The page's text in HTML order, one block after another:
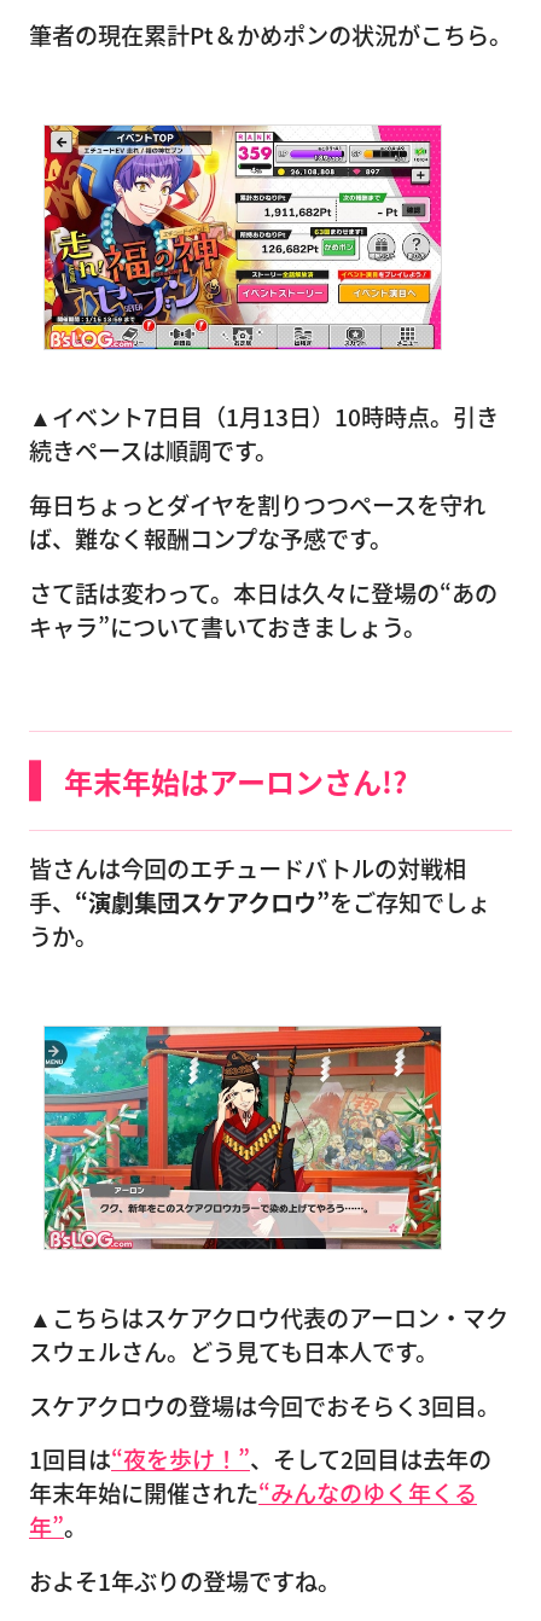
筆者の現在累計Pt＆かめポンの状況がこちら。
▲イベント7日目（1月13日）10時時点。引き
続きペースは順調です。
毎日ちょっとダイヤを割りつつペースを守れ
ば、難なく報酬コンプな予感です。
さて話は変わって。本日は久々に登場の“あの
キャラ”について書いておきましょう。
年末年始はアーロンさん!?
皆さんは今回のエチュードバトルの対戦相
手、 “演劇集団スケアクロウ”をご存知でしょ
うか。
▲こちらはスケアクロウ代表のアーロン・マク
スウェルさん。どう見ても日本人です。
スケアクロウの登場は今回でおそらく3回目。
1回目は“夜を歩け！”、そして2回目は去年の
年末年始に開催された“みんなのゆく年くる
年”。
およそ1年ぶりの登場ですね。